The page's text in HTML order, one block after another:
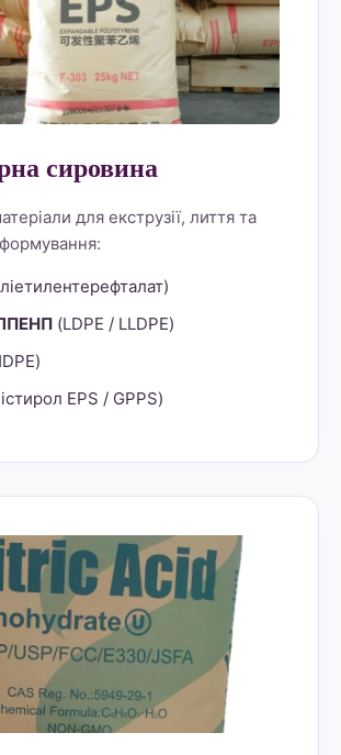
сировина
для екструзії, лиття та
(LDPE / LLDPE)
EPS / GPPS)